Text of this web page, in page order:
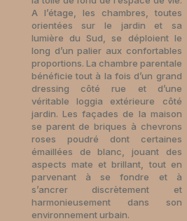
A l’étage, les chambres, toutes
orientées sur le jardin et sa
lumière du Sud, se déploient le
long d’un palier aux confortables
proportions. La chambre parentale
bénéficie tout à la fois d’un grand
dressing côté rue et d’une
véritable loggia extérieure côté
jardin. Les façades de la maison
se parent de briques à chevrons
roses poudré dont certaines
émaillées de blanc, jouant des
aspects mate et brillant, tout en
parvenant à se fondre et à
s’ancrer discrètement et
harmonieusement dans son
environnement urbain.